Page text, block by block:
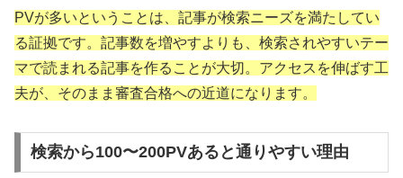
PVが多いということは、記事が検索ニーズを満たしてい
る証拠です。記事数を増やすよりも、検索されやすいテー
マで読まれる記事を作ることが大切。アクセスを伸ばす工
夫が、そのまま審査合格への近道になります。
検索から100〜200PVあると通りやすい理由